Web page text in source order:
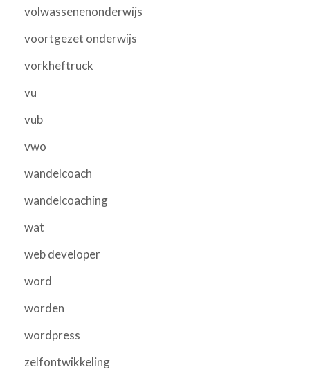
volwassenenonderwijs
voortgezet onderwijs
vorkheftruck
vu
vub
vwo
wandelcoach
wandelcoaching
wat
web developer
word
worden
wordpress
zelfontwikkeling